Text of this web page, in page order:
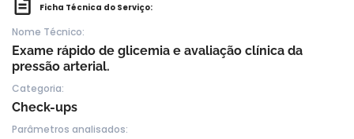
Ficha Técnica do Serviço:
Nome Técnico:
Exame rápido de glicemia e avaliação clínica da
pressão arterial.
Categoria:
Check-ups
Parâmetros analisados: